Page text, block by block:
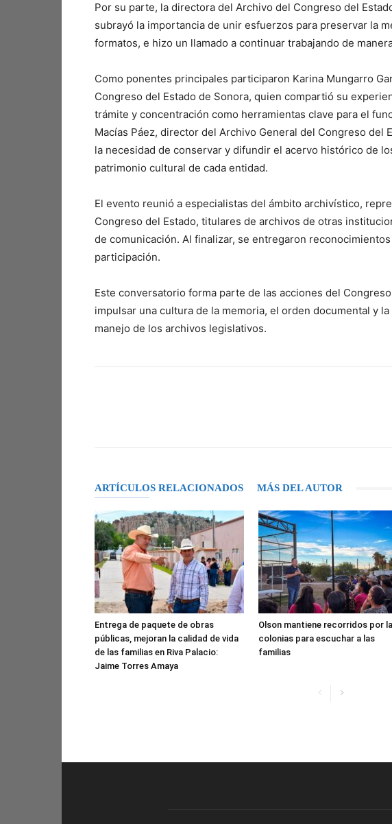
Por su parte, la directora del Archivo del Congreso del
subrayó la importancia de unir esfuerzos para preservar la
formatos, e hizo un llamado a continuar trabajando de
Como ponentes principales participaron Karina Mungarro
Congreso del Estado de Sonora, quien compartió su
trámite y concentración como herramientas clave para el
Macías Páez, director del Archivo General del Congreso del
la necesidad de conservar y difundir el acervo histórico de
patrimonio cultural de cada entidad.
El evento reunió a especialistas del ámbito archivístico,
Congreso del Estado, titulares de archivos de otras
de comunicación. Al finalizar, se entregaron
participación.
Este conversatorio forma parte de las acciones del
impulsar una cultura de la memoria, el orden documental y
manejo de los archivos legislativos.
ARTÍCULOS RELACIONADOS MÁS DEL AUTOR
Entrega de paquete de obras
públicas, mejoran la calidad de vida
de las familias en Riva Palacio:
Jaime Torres Amaya
Olson mantiene recorridos por
colonias para escuchar a las
familias